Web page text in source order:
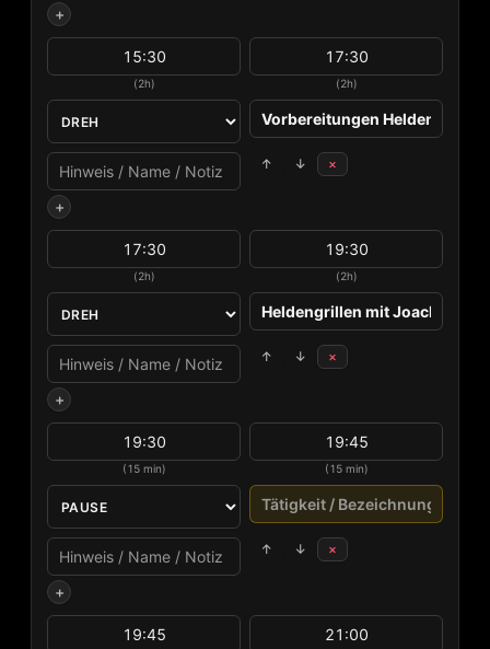
+
(2h) (2h)
↑ ↓ ×
+
(2h) (2h)
↑ ↓ ×
+
(15 min) (15 min)
↑ ↓ ×
+